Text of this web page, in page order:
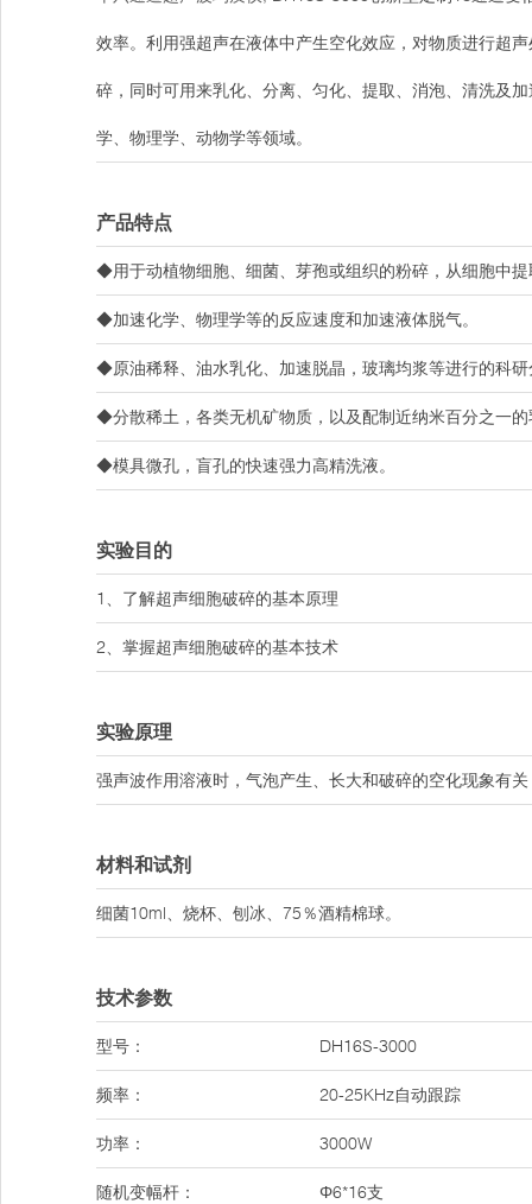
效率。利用强超声在液体中产生空化效应，对物质进行超
碎，同时可用来乳化、分离、匀化、提取、消泡、清洗及
学、物理学、动物学等领域。
产品特点
◆用于动植物细胞、细菌、芽孢或组织的粉碎，从细胞中
◆加速化学、物理学等的反应速度和加速液体脱气。
◆原油稀释、油水乳化、加速脱晶，玻璃均浆等进行的科
◆分散稀土，各类无机矿物质，以及配制近纳米百分之一
◆模具微孔，盲孔的快速强力高精洗液。
实验目的
1、了解超声细胞破碎的基本原理
2、掌握超声细胞破碎的基本技术
实验原理
强声波作用溶液时，气泡产生、长大和破碎的空化现象有
材料和试剂
细菌10ml、烧杯、刨冰、75％酒精棉球。
技术参数
型号： DH16S-3000
频率： 20-25KHz自动跟踪
功率： 3000W
随机变幅杆： Φ6*16支